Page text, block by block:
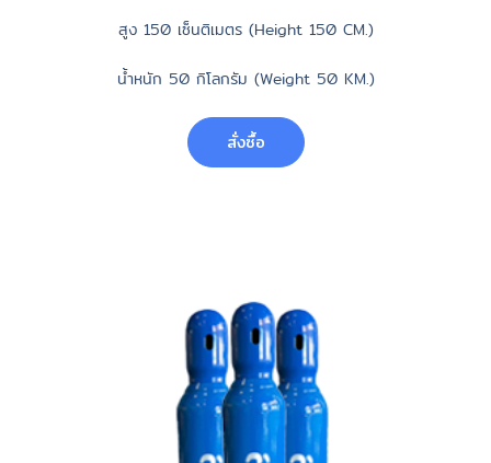
สูง 150 เซ็นติเมตร (Height 150 CM.)
น้ำหนัก 50 กิโลกรัม (Weight 50 KM.)
สั่งซื้อ